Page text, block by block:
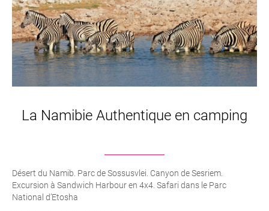
La Namibie Authentique en camping
Désert du Namib. Parc de Sossusvlei. Canyon de Sesriem.
Excursion à Sandwich Harbour en 4x4. Safari dans le Parc
National d’Etosha